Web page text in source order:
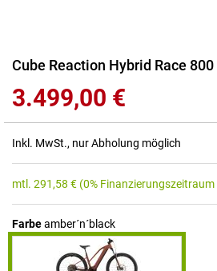
Zum
der
Bildgalerie
springen
Cube Reaction Hybrid Race 800
3.499,00 €
Inkl. MwSt., nur Abholung möglich
mtl. 291,58 € (0%
Farbeamber´n´black